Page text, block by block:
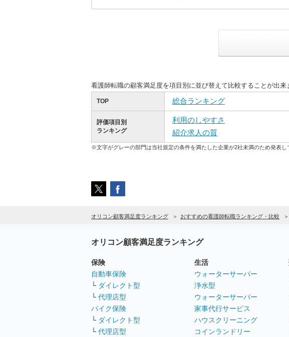
看護師転職の顧客満足度を項目別に並び替えて比較することが出来
TOP 総合ランキング
評価項目別
ランキング
利用のしやすさ
紹介求人の質
※文字がグレーの部門は当社規定の条件を満たした企業が2社未満のため発表し
オリコン顧客満足度ランキング おすすめの看護師転職ランキング・比較
オリコン顧客満足度ランキング
保険
自動車保険
└ ダイレクト型
└ 代理店型
バイク保険
└ ダイレクト型
└ 代理店型
生活
ウォーターサーバー
浄水型
ウォーターサーバー
家事代行サービス
ハウスクリーニング
コインランドリー